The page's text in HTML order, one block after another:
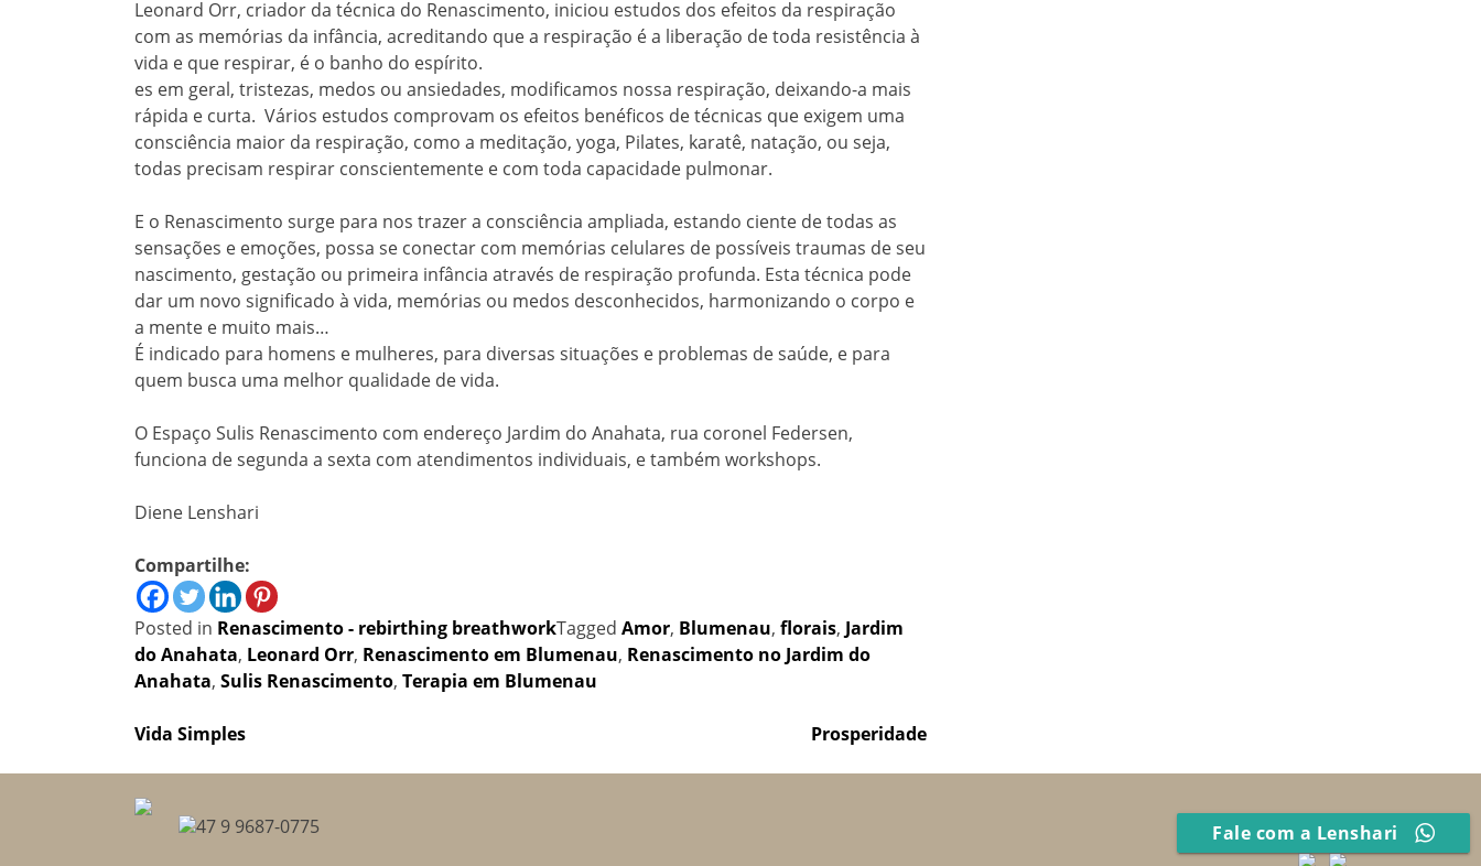
Leonard Orr, criador da técnica do Renascimento, iniciou estudos dos efeitos da respiração
com as memórias da infância, acreditando que a respiração é a liberação de toda resistência à
vida e que respirar, é o banho do espírito.
es em geral, tristezas, medos ou ansiedades, modificamos nossa respiração, deixando-a mais
rápida e curta. Vários estudos comprovam os efeitos benéficos de técnicas que exigem uma
consciência maior da respiração, como a meditação, yoga, Pilates, karatê, natação, ou seja,
todas precisam respirar conscientemente e com toda capacidade pulmonar.
E o Renascimento surge para nos trazer a consciência ampliada, estando ciente de todas as
sensações e emoções, possa se conectar com memórias celulares de possíveis traumas de seu
nascimento, gestação ou primeira infância através de respiração profunda. Esta técnica pode
dar um novo significado à vida, memórias ou medos desconhecidos, harmonizando o corpo e
a mente e muito mais…
É indicado para homens e mulheres, para diversas situações e problemas de saúde, e para
quem busca uma melhor qualidade de vida.
O Espaço Sulis Renascimento com endereço Jardim do Anahata, rua coronel Federsen,
funciona de segunda a sexta com atendimentos individuais, e também workshops.
Diene Lenshari
Compartilhe:
Posted in Renascimento - rebirthing breathworkTagged Amor, Blumenau, florais, Jardim
do Anahata, Leonard Orr, Renascimento em Blumenau, Renascimento no Jardim do
Anahata, Sulis Renascimento, Terapia em Blumenau
Navegação
de
Post
Vida Simples Prosperidade
47 9 9687-0775 Fale com a Lenshari